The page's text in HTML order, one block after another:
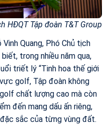
HĐQT Tập đoàn T&T Group
Quang, Phó Chủ tịch
trong nhiều năm qua,
triết lý “Tinh hoa thế giới
golf, Tập đoàn không
chất lượng cao mà còn
đến mang dấu ấn riêng,
sắc của từng vùng đất.